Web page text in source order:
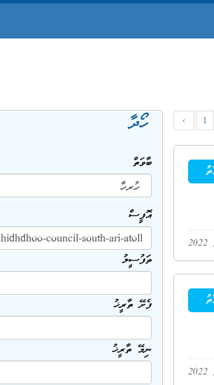
ހޯދާ
ބާވަތް
އޮފީސް
ތަފުސީލު
ފެށޭ ތާރީޚު
ނިމޭ ތާރީޚު
‹ 1